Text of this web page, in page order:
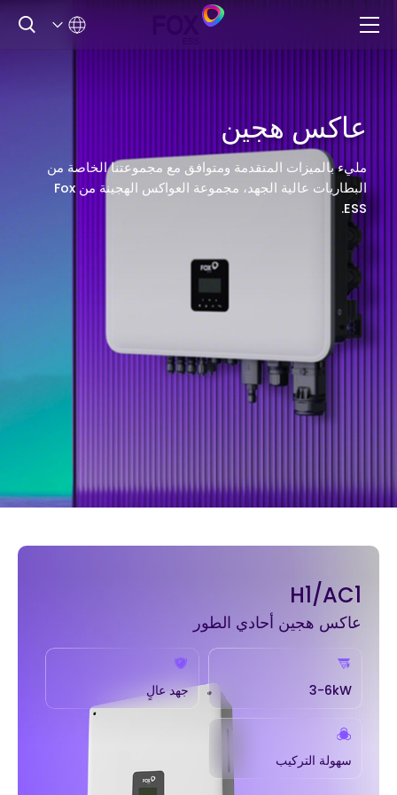
عاكس هجين
مليء بالميزات المتقدمة ومتوافق مع مجموعتنا الخاصة من
البطاريات عالية الجهد، مجموعة العواكس الهجينة من Fox
ESS.
H1/AC1
عاكس هجين أحادي الطور
3-6kW جهد عالٍ
سهولة التركيب